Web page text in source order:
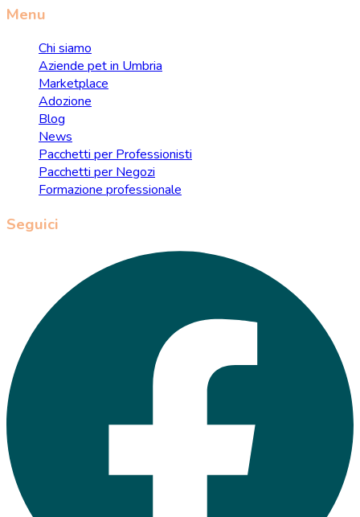
Menu
Chi siamo
Aziende pet in Umbria
Marketplace
Adozione
Blog
News
Pacchetti per Professionisti
Pacchetti per Negozi
Formazione professionale
Seguici